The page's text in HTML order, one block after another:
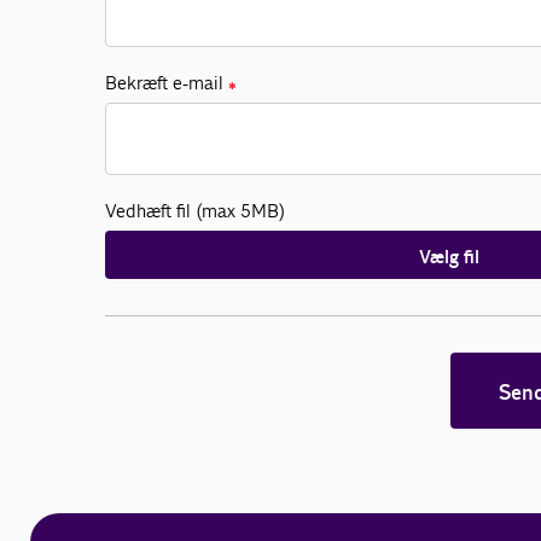
Bekræft e-mail ✱
Vedhæft fil (max 5MB)
Vælg fil
Send